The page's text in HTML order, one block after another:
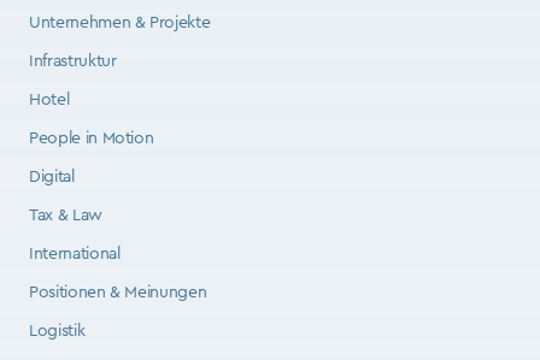
Unternehmen & Projekte
Infrastruktur
Hotel
People in Motion
Digital
Tax & Law
International
Positionen & Meinungen
Logistik